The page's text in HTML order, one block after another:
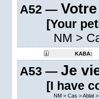
A52 —
[Your
NM >
KABA:
A53 — Je
[I have
NM> Cas >Ablat>